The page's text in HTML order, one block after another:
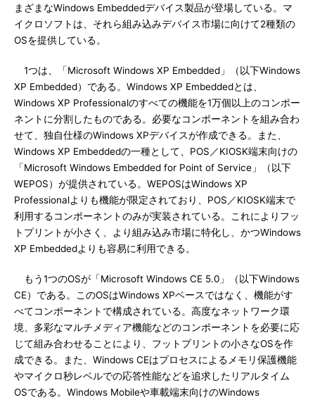
まざまなWindows Embeddedデバイス製品が登場している。マ
イクロソフトは、それら組み込みデバイス市場に向けて2種類の
OSを提供している。
1つは、「Microsoft Windows XP Embedded」（以下Windows
XP Embedded）である。Windows XP Embeddedとは、
Windows XP Professionalのすべての機能を1万個以上のコンポー
ネントに分割したものである。必要なコンポーネントを組み合わ
せて、独自仕様のWindows XPデバイスが作成できる。また、
Windows XP Embeddedの一種として、POS／KIOSK端末向けの
「Microsoft Windows Embedded for Point of Service」（以下
WEPOS）が提供されている。WEPOSはWindows XP
Professionalよりも機能が限定されており、POS／KIOSK端末で
利用するコンポーネントのみが実装されている。これによりフッ
トプリントが小さく、より組み込み市場に特化し、かつWindows
XP Embeddedよりも容易に利用できる。
もう1つのOSが「Microsoft Windows CE 5.0」（以下Windows
CE）である。このOSはWindows XPベースではなく、機能がす
べてコンポーネントで構成されている。高度なネットワーク環
境、多彩なマルチメディア機能などのコンポーネントを必要に応
じて組み合わせることにより、フットプリントの小さなOSを作
成できる。また、Windows CEはプロセスによるメモリ保護機能
やマイクロ秒レベルでの応答性能などを追求したリアルタイム
OSである。Windows Mobileや車載端末向けのWindows